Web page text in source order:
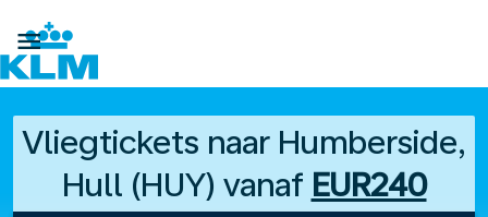

Vliegtickets naar Humberside,
Hull (HUY) vanaf EUR240